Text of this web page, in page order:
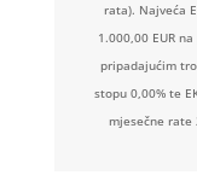
rata). Najveća
1.000,00 EUR
pripadajućim
stopu 0,00% te
mjesečne rate